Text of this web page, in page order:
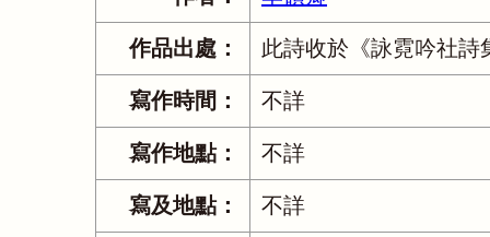
作品出處： 此詩收於《詠霓吟社詩
寫作時間： 不詳
寫作地點： 不詳
寫及地點： 不詳